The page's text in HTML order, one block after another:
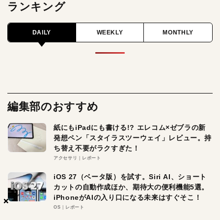
×
×
×
ランキング
DAILY WEEKLY MONTHLY
編集部のおすすめ
紙にもiPadにも書ける!? エレコム×ゼブラの新
発想ペン「スタイラスツーウェイ」レビュー。持
ち替え不要がラクすぎた！
アクセサリ レポート
iOS 27（ベータ版）を試す。Siri AI、ショート
カットの自動作成ほか、期待大の便利機能5選。
iPhoneがAIの入り口になる未来はすぐそこ！
OS レポート